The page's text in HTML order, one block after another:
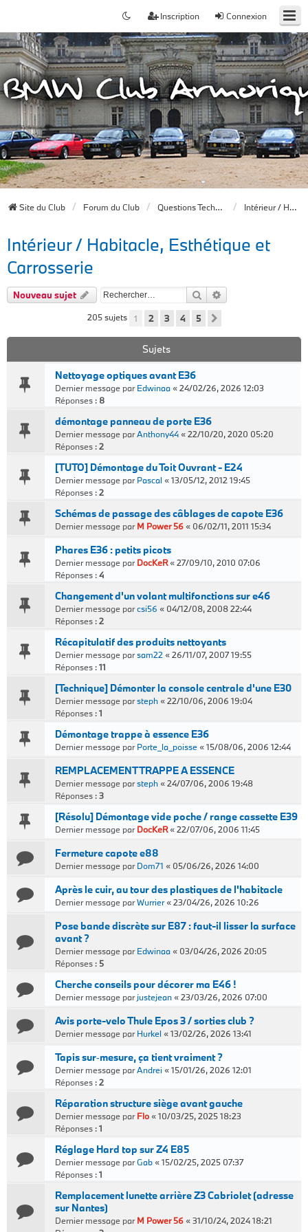
Connexion
Inscription
Site du Club Forum du Club Questions Techniques Intérieur / Habitacle, Esthétique et Carrosserie
Intérieur / Habitacle, Esthétique et
Carrosserie
Nouveau sujet Rechercher
205 sujets 1 2 3 4 5
Sujets
Nettoyage optiques avant E36
Dernier message parEdwinaa«24/02/26, 2026 12:03
Réponses : 8
démontage panneau de porte E36
Dernier message parAnthony44«22/10/20, 2020 05:20
Réponses :2
[TUTO] Démontage du Toit Ouvrant - E24
Dernier message parPascal «13/05/12, 2012 19:45
Réponses :2
Schémas de passage des câblages de capote E36
Dernier message parM Power 56« 06/02/11, 2011 15:34
Phares E36 : petits picots
Dernier message parDocKeR«27/09/10, 2010 07:06
Réponses :4
Changement d'un volant multifonctions sur e46
Dernier message parcsi56 « 04/12/08, 2008 22:44
Réponses :2
Récapitulatif des produits nettoyants
Dernier message parsam22 «26/11/07, 2007 19:55
Réponses :11
[Technique] Démonter la console centrale d'une E30
Dernier message parsteph«22/10/06, 2006 19:04
Réponses :1
Démontage trappe à essence E36
Dernier message parPorte_la_poisse«15/08/06, 2006 12:44
REMPLACEMENT TRAPPE A ESSENCE
Dernier message parsteph«24/07/06, 2006 19:48
Réponses :3
[Résolu] Démontage vide poche / range cassette E39
Dernier message parDocKeR«22/07/06, 2006 11:45
Fermeture capote e88
Dernier message parDom71 « 05/06/26, 2026 14:00
Après le cuir, au tour des plastiques de l'habitacle
Dernier message parWurrier«23/04/26, 2026 10:26
Pose bande discrète sur E87 : faut-il lisser la surface
avant ?
Dernier message parEdwinaa« 03/04/26, 2026 20:05
Réponses : 5
Cherche conseils pour décorer ma E46 !
Dernier message parjustejean«23/03/26, 2026 07:00
Avis porte-velo Thule Epos 3 / sorties club ?
Dernier message parHurkel «13/02/26, 2026 13:41
Tapis sur‑mesure, ça tient vraiment ?
Dernier message parAndrei «15/01/26, 2026 12:01
Réponses :2
Réparation structure siège avant gauche
Dernier message parFlo«10/03/25, 2025 18:23
Réponses :1
Réglage Hard top sur Z4 E85
Dernier message parGab«15/02/25, 2025 07:37
Réponses :1
Remplacement lunette arrière Z3 Cabriolet (adresse
sur Nantes)
Dernier message parM Power 56«31/10/24, 2024 18:21